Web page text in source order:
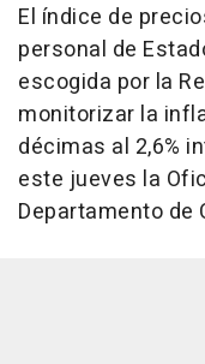
El índice de
personal de
escogida por la
monitorizar la
décimas al 2,6%
este jueves la
Departamento de